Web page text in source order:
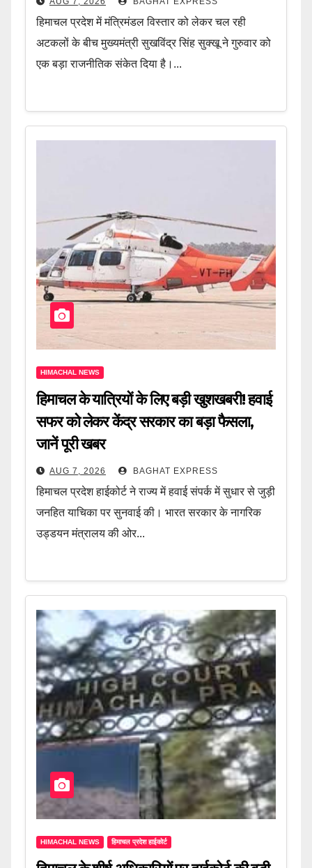
हिमाचल प्रदेश में मंत्रिमंडल विस्तार को लेकर चल रही
अटकलों के बीच मुख्यमंत्री सुखविंद्र सिंह सुक्खू ने गुरुवार को
एक बड़ा राजनीतिक संकेत दिया है।...
HIMACHAL NEWS
हिमाचल के यात्रियों के लिए बड़ी खुशखबरी! हवाई
सफर को लेकर केंद्र सरकार का बड़ा फैसला,
जानें पूरी खबर
AUG 7, 2026 BAGHAT EXPRESS
हिमाचल प्रदेश हाईकोर्ट ने राज्य में हवाई संपर्क में सुधार से जुड़ी
जनहित याचिका पर सुनवाई की। भारत सरकार के नागरिक
उड्डयन मंत्रालय की ओर...
HIMACHAL NEWS हिमाचल प्रदेश हाईकोर्ट